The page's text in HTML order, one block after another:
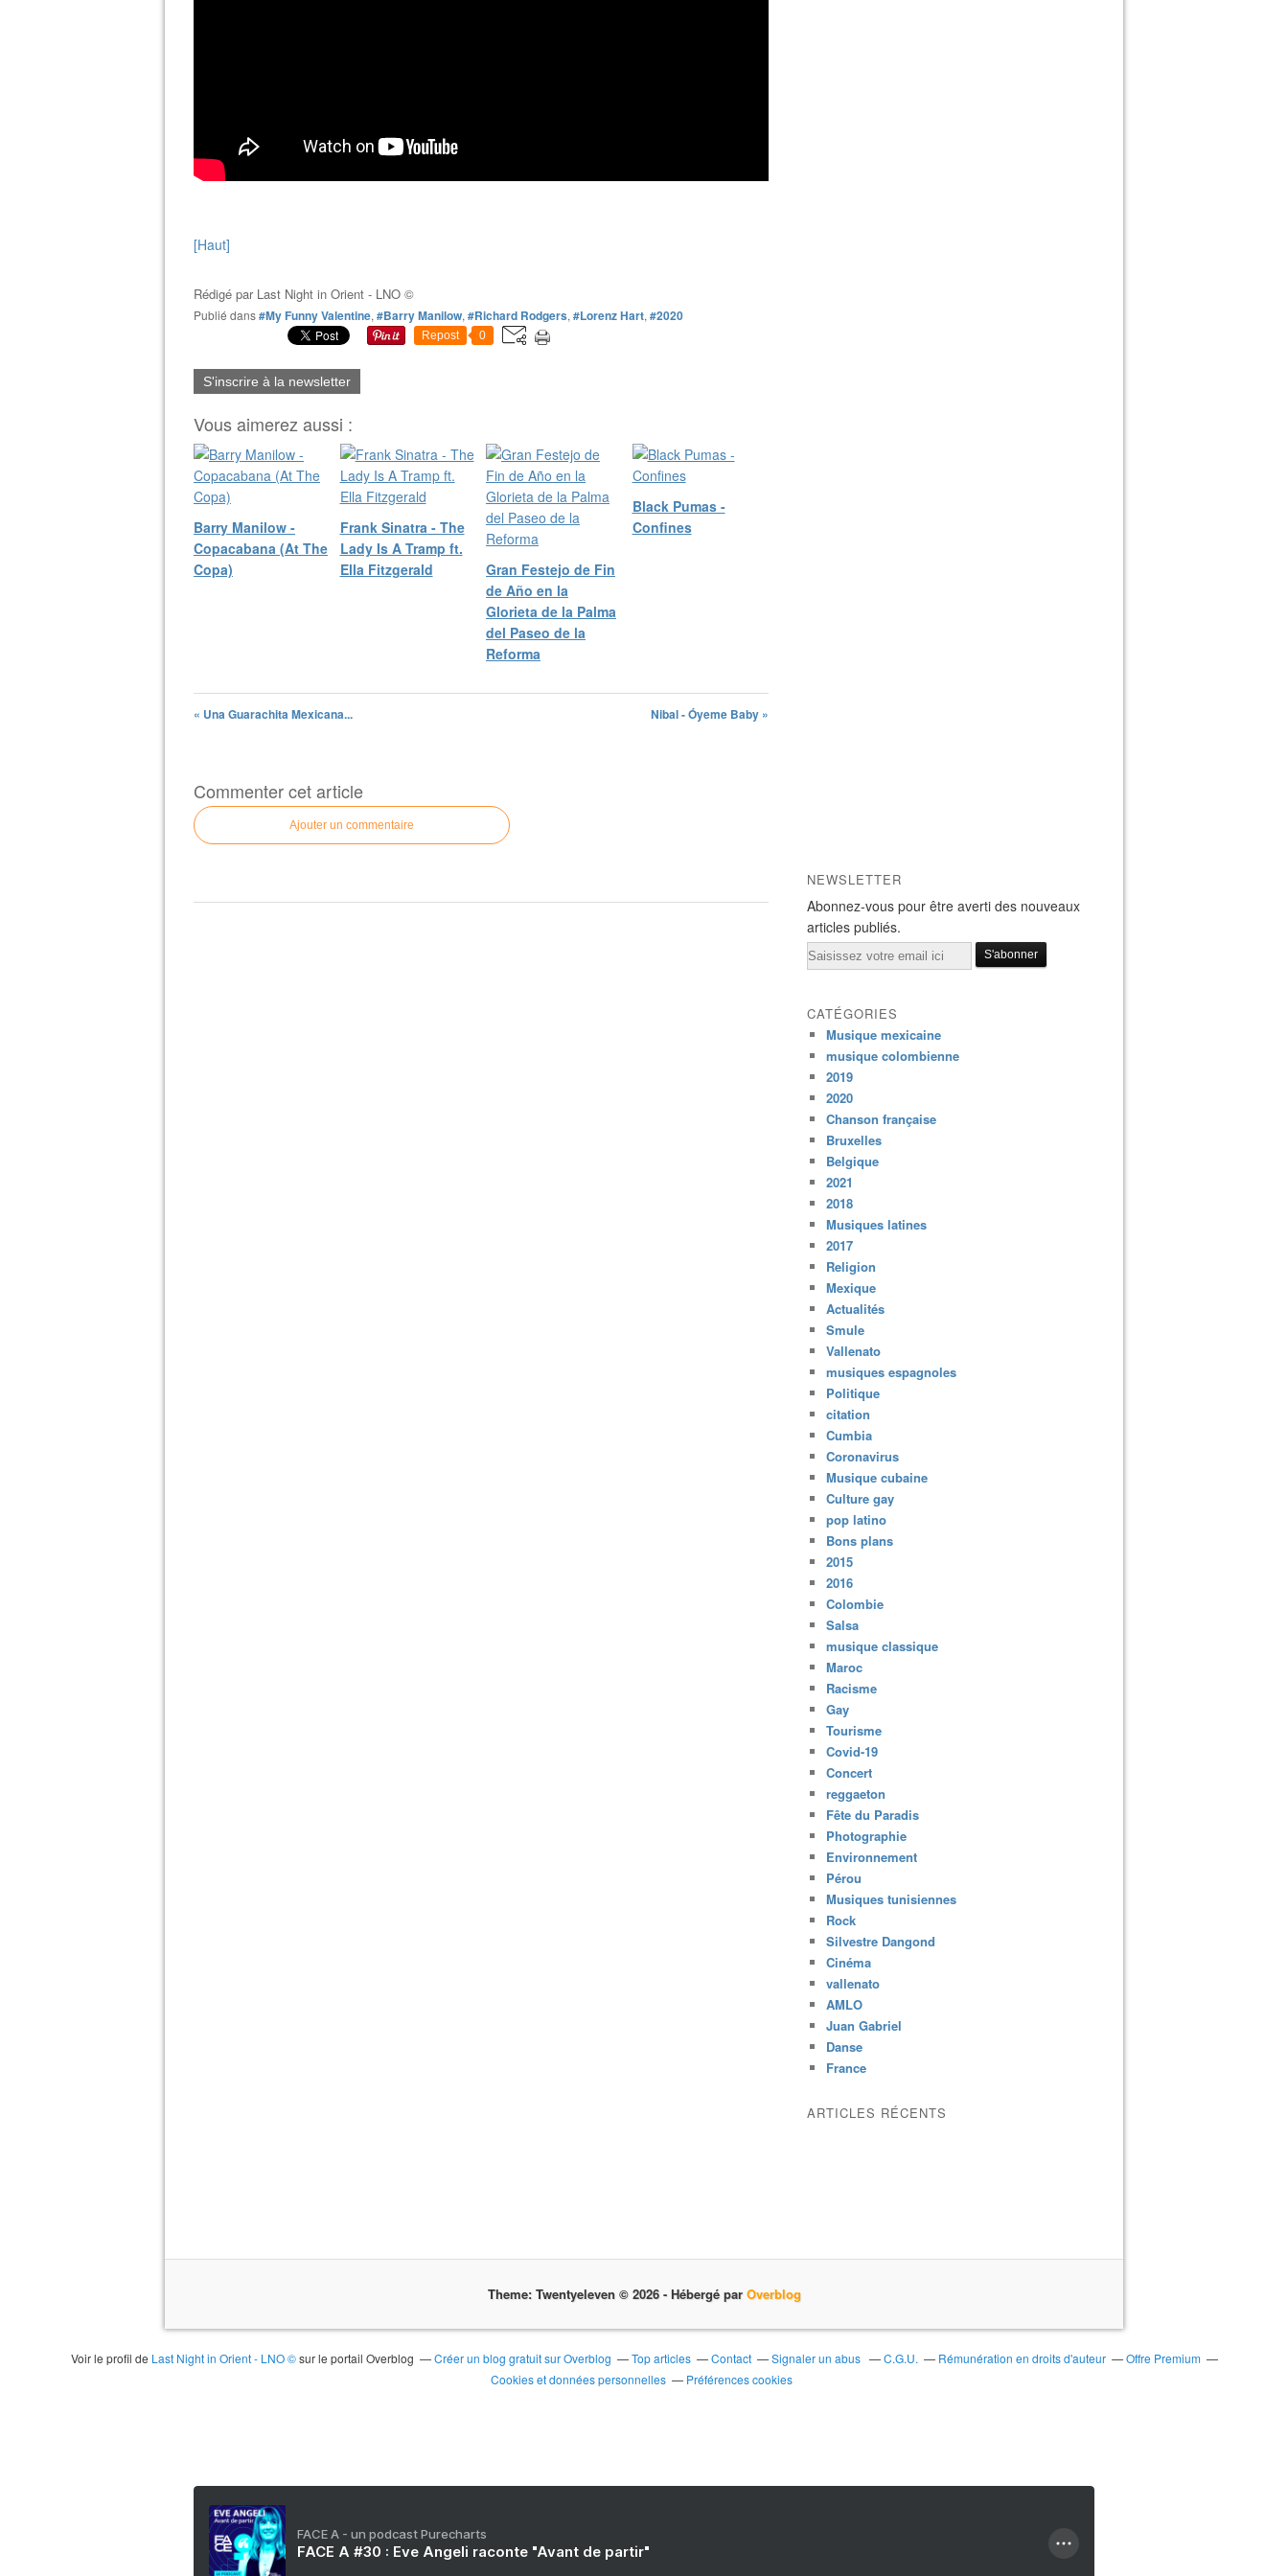
[Haut]
Rédigé par Last Night in Orient - LNO ©
Publié dans#My Funny Valentine, #Barry Manilow, #Richard Rodgers, #Lorenz Hart, #2020
Repost 0
S'inscrire à la newsletter
Vous aimerez aussi :
Barry Manilow -
Copacabana (At The
Copa)
Frank Sinatra - The
Lady Is A Tramp ft.
Ella Fitzgerald
Gran Festejo de Fin
de Año en la
Glorieta de la Palma
del Paseo de la
Reforma
Black Pumas -
Confines
« Una Guarachita Mexicana... Nibal - Óyeme Baby »
Commenter cet article
Ajouter un commentaire
NEWSLETTER
Abonnez-vous pour être averti des nouveaux
articles publiés.
Email
CATÉGORIES
Musique mexicaine
musique colombienne
2019
2020
Chanson française
Bruxelles
Belgique
2021
2018
Musiques latines
2017
Religion
Mexique
Actualités
Smule
Vallenato
musiques espagnoles
Politique
citation
Cumbia
Coronavirus
Musique cubaine
Culture gay
pop latino
Bons plans
2015
2016
Colombie
Salsa
musique classique
Maroc
Racisme
Gay
Tourisme
Covid-19
Concert
reggaeton
Fête du Paradis
Photographie
Environnement
Pérou
Musiques tunisiennes
Rock
Silvestre Dangond
Cinéma
vallenato
AMLO
Juan Gabriel
Danse
France
ARTICLES RÉCENTS
Theme: Twentyeleven © 2026 - Hébergé par Overblog
Voir le profil de Last Night in Orient - LNO ©sur le portail Overblog Créer un blog gratuit sur Overblog Top articles Contact Signaler un abus C.G.U. Rémunération en droits d'auteur
Offre Premium
Cookies et données personnelles
Préférences cookies
FACE A - un podcast Purecharts
FACE A #30 : Eve Angeli raconte "Avant de partir"